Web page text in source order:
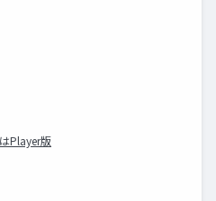
Player版